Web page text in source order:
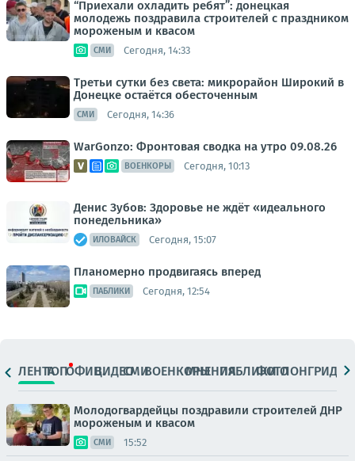
“Приехали охладить ребят”: донецкая
молодежь поздравила строителей с праздником
мороженым и квасом
СМИ Сегодня, 14:33
Третьи сутки без света: микрорайон Широкий в
Донецке остаётся обесточенным
СМИ Сегодня, 14:36
WarGonzo: Фронтовая сводка на утро 09.08.26
ВОЕНКОРЫ Сегодня, 10:13
Денис Зубов: Здоровье не ждёт «идеального
понедельника»
ИЛОВАЙСК Сегодня, 15:07
Планомерно продвигаясь вперед
ПАБЛИКИ Сегодня, 12:54
ЛЕНТАТОПОФИЦ.ВИДЕОСМИВОЕНКОРЫМНЕНИЯПАБЛИКИ
ФОТОЛОНГРИДЫ
Молодогвардейцы поздравили строителей ДНР
мороженым и квасом
СМИ 15:52